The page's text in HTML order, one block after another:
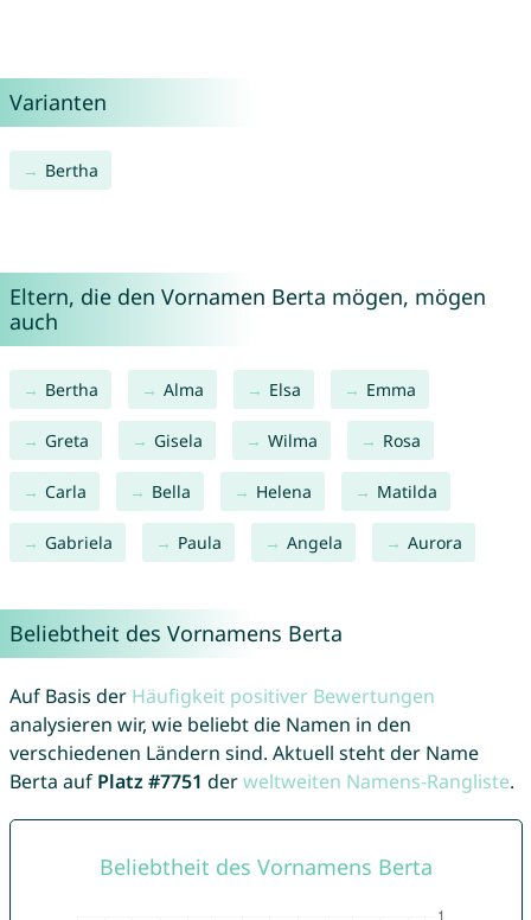
Varianten
Bertha
Eltern, die den Vornamen Berta mögen, mögen
auch
Bertha Alma Elsa Emma
Greta Gisela Wilma Rosa
Carla Bella Helena Matilda
Gabriela Paula Angela Aurora
Beliebtheit des Vornamens Berta
Auf Basis der Häufigkeit positiver Bewertungen
analysieren wir, wie beliebt die Namen in den
verschiedenen Ländern sind. Aktuell steht der Name
Berta auf Platz #7751 derweltweiten Namens-Rangliste.